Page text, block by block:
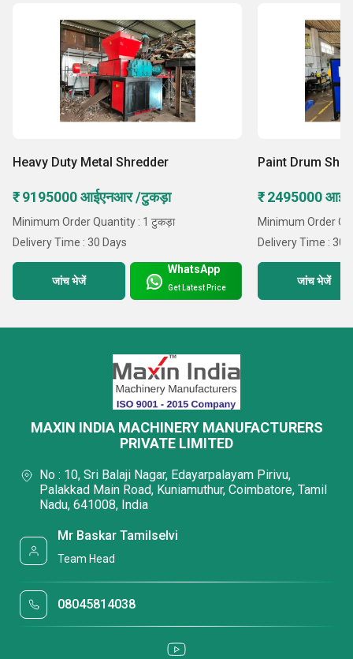
Heavy Duty Metal Shredder
₹ 9195000 आईएनआर /टुकड़ा
Minimum Order Quantity : 1 टुकड़ा
Delivery Time : 30 Days
जांच भेजें
WhatsApp
Get Latest Price
Paint Drum
₹ 2495000
Minimum Order
Delivery Time : 30
जांच भेजें
MAXIN INDIA MACHINERY MANUFACTURERS
PRIVATE LIMITED
No : 10, Sri Balaji Nagar, Edayarpalayam Pirivu,
Palakkad Main Road, Kuniamuthur, Coimbatore, Tamil
Nadu, 641008, India
Mr Baskar Tamilselvi
Team Head
08045814038